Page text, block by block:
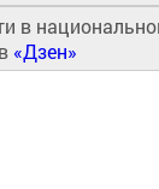
в
«Дзен»